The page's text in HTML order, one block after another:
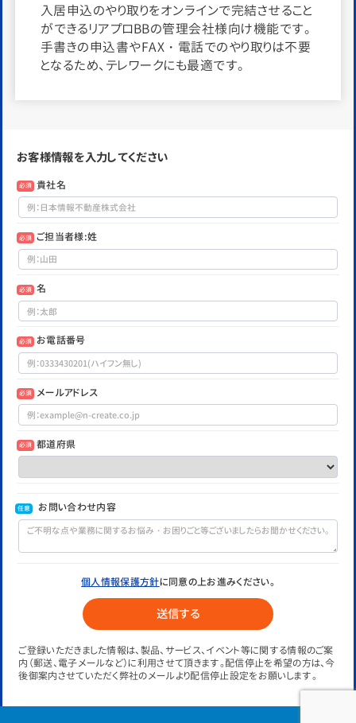
入居申込のやり取りをオンラインで完結させること
ができるリアプロBBの管理会社様向け機能です。
手書きの申込書やFAX・電話でのやり取りは不要
となるため、テレワークにも最適です。
お客様情報を入力してください
必須 貴社名
必須 ご担当者様:姓
必須 名
必須 お電話番号
必須 メールアドレス
必須 都道府県
任意 お問い合わせ内容
個人情報保護方針に同意の上お進みください。
ご登録いただきました情報は、製品、サービス、イベント等に関する情報のご案
内（郵送、電子メールなど）に利用させて頂きます。配信停止を希望の方は、今
後御案内させていただく弊社のメールより配信停止設定をお願いします。